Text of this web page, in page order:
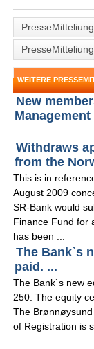
WEITERE
New
Management
Withdraws
from the
This is in
August 2009
SR-Bank would
Finance Fund for
has been ...
The Bank`s
paid. ...
The Bank`s new
250. The equity
The
of Registration is